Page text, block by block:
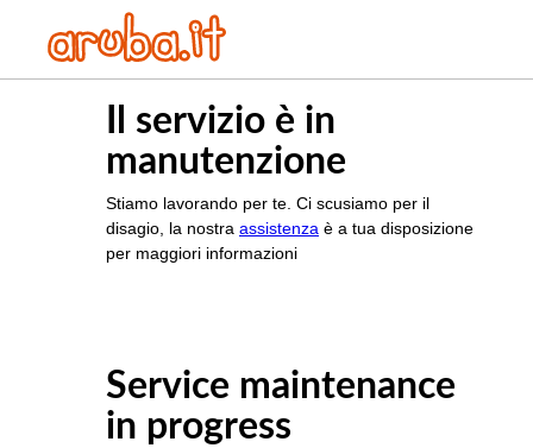
Il servizio è in
manutenzione
Stiamo lavorando per te. Ci scusiamo per il
disagio, la nostra assistenza è a tua disposizione
per maggiori informazioni
Service maintenance
in progress